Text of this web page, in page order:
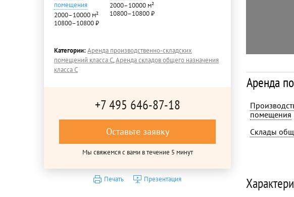
помещения
2000–10000 м²
10800–10800 ₽
2000–10000 м²
10800–10800 ₽
Категории:Аренда производственно-складских
помещений класса C,Аренда складов общего назначения
класса C
+7 495 646-87-18
Оставьте заявку
Мы свяжемся с вами в течение 5 минут
Печать Презентация
Аренда
помещения
Склады